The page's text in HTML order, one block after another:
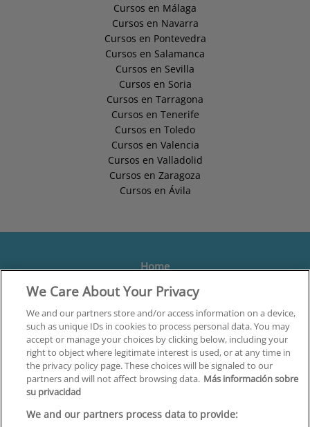
Cursos en Málaga
Cursos en Navarra
Cursos en Pontevedra
Cursos en Salamanca
Cursos en Sevilla
Cursos en Soria
Cursos en Tarragona
Cursos en Tenerife
Cursos en Toledo
Cursos en Valencia
Cursos en Valladolid
Cursos en Zaragoza
Cursos en Ávila
Home
Formación
Centros
Orientación
Quiénes somos
Contacta
Aviso Legal
We Care About Your Privacy
We and our partners store and/or access information on a device,
such as unique IDs in cookies to process personal data. You may
accept or manage your choices by clicking below, including your
right to object where legitimate interest is used, or at any time in
the privacy policy page. These choices will be signaled to our
partners and will not affect browsing data. Más información sobre
su privacidad
We and our partners process data to provide: